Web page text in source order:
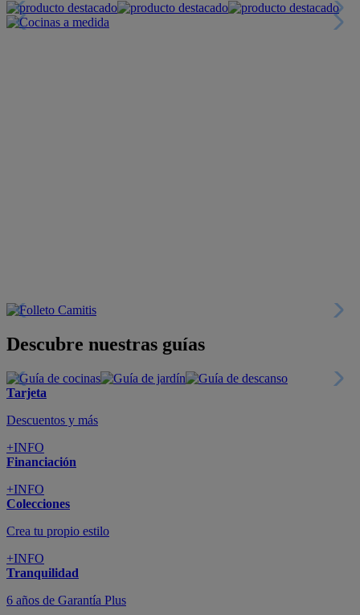
Descubre nuestras guías
Tarjeta
Descuentos y más
+INFO
Financiación
+INFO
Colecciones
Crea tu propio estilo
+INFO
Tranquilidad
6 años de Garantía Plus